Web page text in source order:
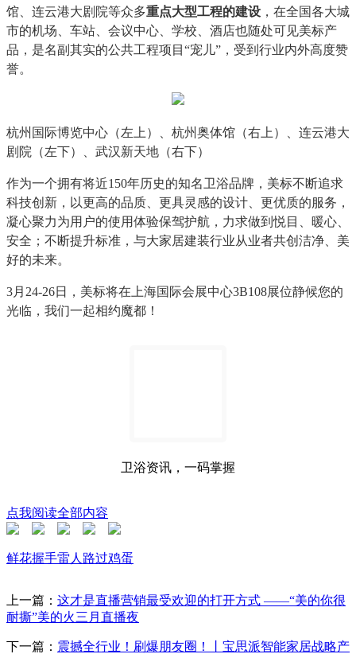
馆、连云港大剧院等众多重点大型工程的建设 ，在全国各大城
市的机场、车站、会议中心、学校、酒店也随处可见美标产
品，是名副其实的公共工程项目“宠儿”，受到行业内外高度赞
誉。
杭州国际博览中心（左上）、杭州奥体馆（右上）、连云港大
剧院（左下）、武汉新天地（右下）
作为一个拥有将近150年历史的知名卫浴品牌，美标不断追求
科技创新，以更高的品质、更具灵感的设计、更优质的服务，
凝心聚力为用户的使用体验保驾护航，力求做到悦目、暖心、
安全；不断提升标准，与大家居建装行业从业者共创洁净、美
好的未来。
3月24-26日，美标将在上海国际会展中心3B108展位静候您的
光临，我们一起相约魔都！
卫浴资讯，一码掌握
点我阅读全部内容
鲜花握手雷人 路过鸡蛋
上一篇： 这才是直播营销最受欢迎的打开方式 ——“美的你很
耐撕”美的火三月直播夜
下一篇： 震撼全行业！刷爆朋友圈！丨宝思派智能家居战略产